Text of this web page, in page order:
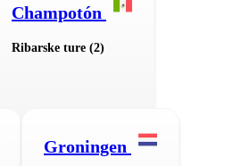
Champotón
Ribarske ture (2)
Groningen